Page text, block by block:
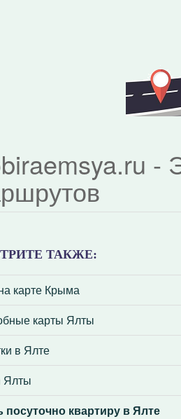
-
ТАКЖЕ:
карте Крыма
карты Ялты
в Ялте
Ялты
посуточно квартиру в Ялте